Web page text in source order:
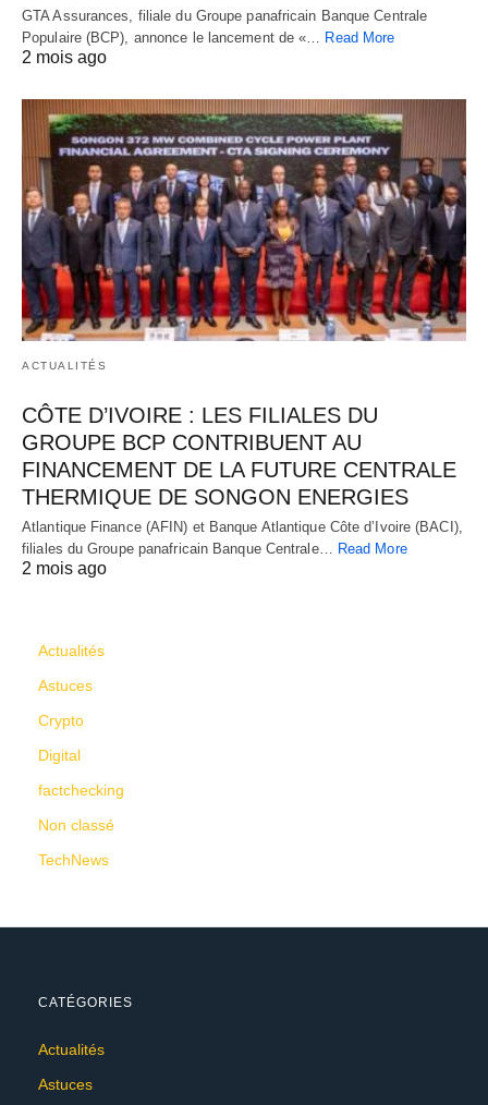
GTA Assurances, filiale du Groupe panafricain Banque Centrale
Populaire (BCP), annonce le lancement de «… Read More
2 mois ago
ACTUALITÉS
CÔTE D’IVOIRE : LES FILIALES DU
GROUPE BCP CONTRIBUENT AU
FINANCEMENT DE LA FUTURE CENTRALE
THERMIQUE DE SONGON ENERGIES
Atlantique Finance (AFIN) et Banque Atlantique Côte d’Ivoire (BACI),
filiales du Groupe panafricain Banque Centrale… Read More
2 mois ago
Actualités
Astuces
Crypto
Digital
factchecking
Non classé
TechNews
CATÉGORIES
Actualités
Astuces